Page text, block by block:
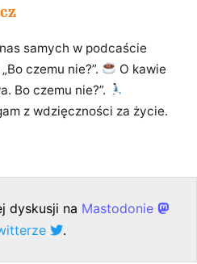
samych w podcaście
czemu nie?”.
O kawie
Bo czemu nie?”.
z wdzięczności za życie.
dyskusji na Mastodonie
.